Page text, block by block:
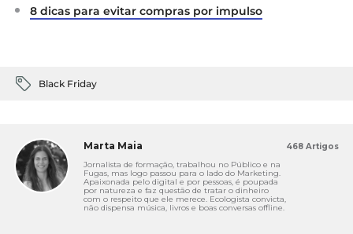
8 dicas para evitar compras por impulso
Black Friday
Marta Maia
Jornalista de formação, trabalhou no Público e na
Fugas, mas logo passou para o lado do Marketing.
Apaixonada pelo digital e por pessoas, é poupada
por natureza e faz questão de tratar o dinheiro
com o respeito que ele merece. Ecologista convicta,
não dispensa música, livros e boas conversas offline.
468 Artigos